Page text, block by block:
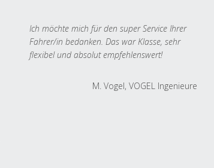
Ich möchte mich für den super Service Ihrer
Fahrer/in bedanken. Das war Klasse, sehr
flexibel und absolut empfehlenswert!
M. Vogel, VOGEL Ingenieure